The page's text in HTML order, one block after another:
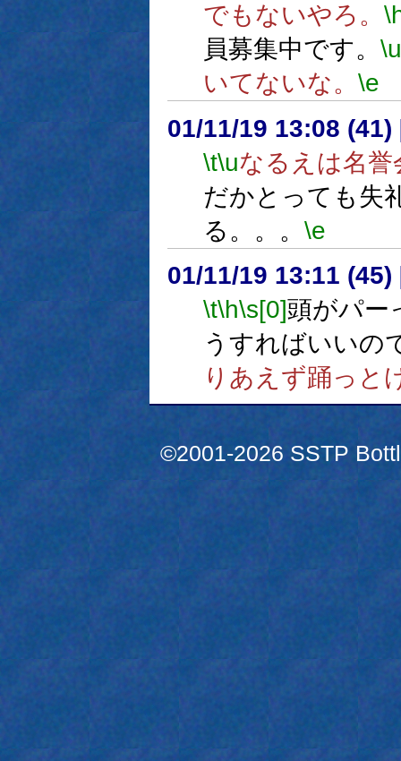
でもないやろ。
員募集中です。 \u
いてないな。 \e
01/11/19 13:08 (41)
\t\uなるえは名誉
だかとっても失
る。。。 \e
01/11/19 13:11 (45)
\t\h\s[0]頭がパー
うすればいいの
りあえず踊っと
©2001-2026 SSTP